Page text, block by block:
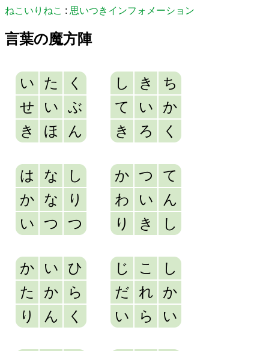
ねこいりねこ : 思いつきインフォメーション
言葉の魔方陣
い た
く
せ
い
ぶ
き
ほ ん
し き
ち
て
い
か
き
ろ く
は な
し
か
な
り
い
つ つ
か つ
て
わ
い
ん
り
き し
か い
ひ
た
か
ら
り
ん く
じ こ
し
だ れ
か
い
ら い